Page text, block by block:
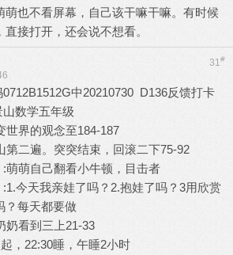
萌也不看屏幕，自己该干嘛干嘛。有时候
接打开，还会说不想看。
31#
0712B1512G中20210730 D136反馈打卡
数学五年级
世界的观念至184-187
第二遍。突突结束，回滚二下75-92
萌萌自己翻看小牛顿，目击者
今天我亲娃了吗？2.抱娃了吗？3用欣赏
？每天都要做
奶看到三上21-33
，22:30睡，午睡2小时